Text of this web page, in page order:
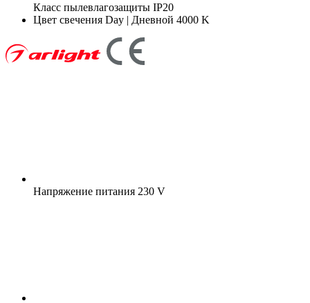
Класс пылевлагозащиты IP20
Цвет свечения Day | Дневной 4000 K
Напряжение питания 230 V